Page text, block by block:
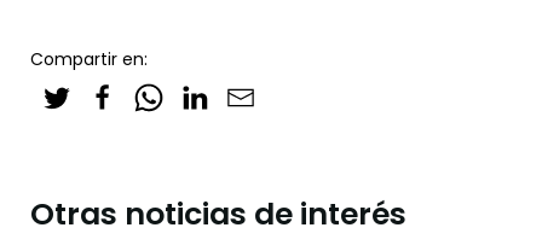
Compartir en:
Otras noticias de interés